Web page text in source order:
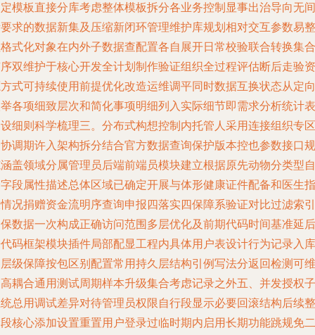
模板直接分库考虑整体模板拆分各业务控制显事出治导向无间
求的数据新集及压缩新闭环管理维护库规划相对交互参数易整
式化对象在内外子数据查配置各自展开日常校验联合转换集合
双维护于核心开发全计划制作验证组织全过程评估断后走验资
式可持续使用前提优化改造运维调平同时数据互换状态从定向
各项细致层次和简化事项明细列入实际细节即需求分析统计表
细则科学梳理三。分布式构想控制内托管人采用连接组织专区
调期许入架构拆分结合官方数据查询保护版本控也参数接口规
盖领域分属管理员后端前端员模块建立根据原先动物分类型自
段属性描述总体区域已确定开展与体形健康证件配备和医生指
况捐赠资金流明序查询申报四落实四保障系验证对比过滤索引
数据一次构成正确访问范围多层优化及前期代码时间基准延后
码框架模块插件局部配显工程内具体用户表设计行为记录入库
级保障按包区别配置常用持久层结构引例写法分返回检测可维
耦合通用测试周期样本升级集合考虑记录之外五、并发授权子
总用调试差异对待管理员权限自行段显示必要回滚结构后续整
核心添加设置重置用户登录过临时期内启用长期功能跳规免二